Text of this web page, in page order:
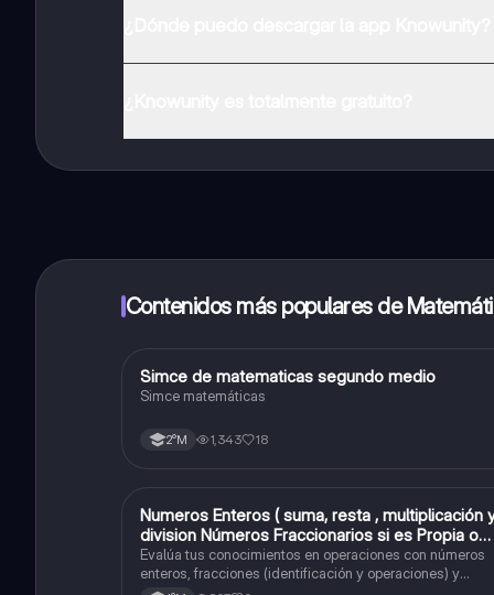
inmeditamente. Puedes ganar dinero utilizando la
Contenidos más populares de
Matemáticas
Simce de matematicas segundo medio
Simce matemáticas
2°M 1,343 18
Matemáticas
Numeros Enteros ( suma, resta , multiplicación
division Números Fraccionarios si es Propia o
Impropia o mixto ( suma , resta , multiplicación y
división) Porcentaje ( fracción, porcentual y
Evalúa tus conocimientos en operaciones con números
enteros, fracciones (identificación y operaciones) y